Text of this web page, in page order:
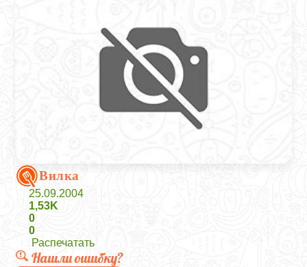
Вилка
25.09.2004
1,53K
0
0
Распечатать
Нашли ошибку?